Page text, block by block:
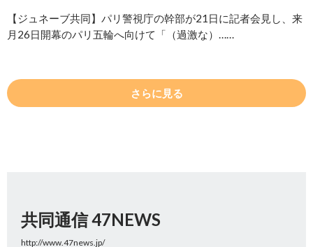
【ジュネーブ共同】パリ警視庁の幹部が21日に記者会見し、来
月26日開幕のパリ五輪へ向けて「（過激な）……
さらに見る
共同通信 47NEWS
http://www.47news.jp/